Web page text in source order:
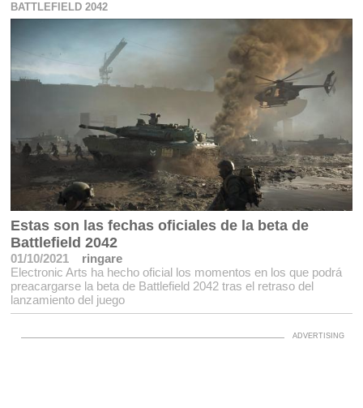
BATTLEFIELD 2042
Estas son las fechas oficiales de la beta de
Battlefield 2042
01/10/2021
ringare
Electronic Arts ha hecho oficial los momentos en los que podrá
preacargarse la beta de Battlefield 2042 tras el retraso del
lanzamiento del juego